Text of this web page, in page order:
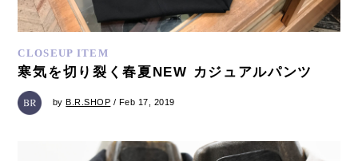
CLOSEUP ITEM
寒気を切り裂く春夏NEW カジュアルパンツ
byB.R.SHOP / Feb 17, 2019